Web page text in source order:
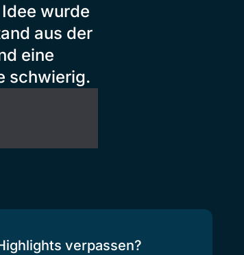
wurde
aus der
eine
schwierig.
verpassen?